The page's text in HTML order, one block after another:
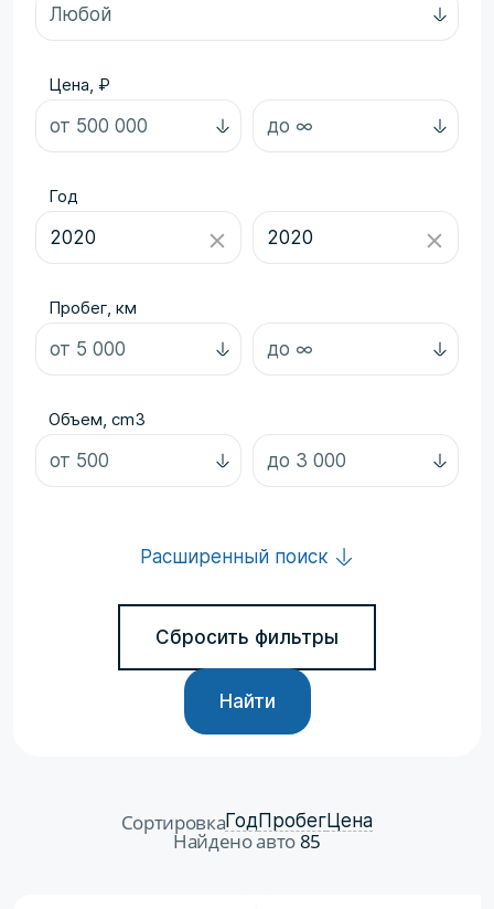
Цена, ₽
Год
Пробег, км
Объем, cm3
Расширенный поиск
Сбросить фильтры
Найти
СортировкаГодПробегЦена
Найдено авто 85